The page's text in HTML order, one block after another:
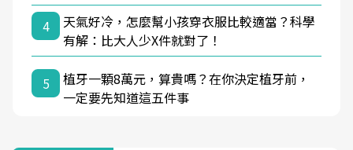
4
天氣好冷，怎麼幫小孩穿衣服比較適當？科學
有解：比大人少X件就對了！
5
植牙一顆8萬元，算貴嗎？在你決定植牙前，
一定要先知道這五件事